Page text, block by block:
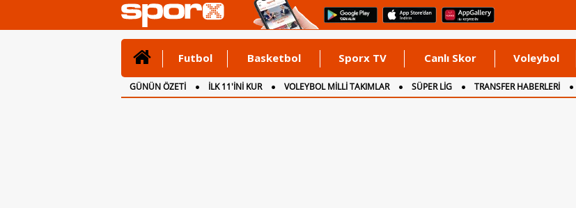
Futbol Basketbol Sporx TV Canlı Skor Voleybol
GÜNÜN ÖZETİ İLK 11'İNİ KUR VOLEYBOL MİLLİ TAKIMLAR SÜPER LİG TRANSFER HABERLERİ
CANLI ANLATIM
İNGİLTERE